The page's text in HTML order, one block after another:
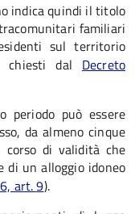
indica quindi il titolo
familiari
sul territorio
chiesti dal Decreto
periodo può essere
da almeno cinque
corso di validità che
un alloggio idoneo
art. 9).